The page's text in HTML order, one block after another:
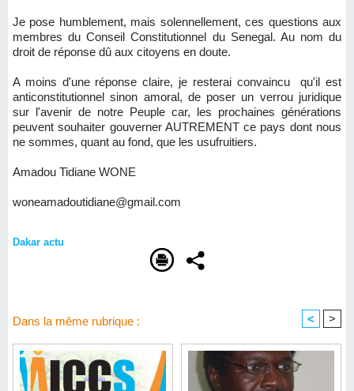
Je pose humblement, mais solennellement, ces questions aux
membres du Conseil Constitutionnel du Senegal. Au nom du
droit de réponse dû aux citoyens en doute.
A moins d'une réponse claire, je resterai convaincu qu'il est
anticonstitutionnel sinon amoral, de poser un verrou juridique
sur l'avenir de notre Peuple car, les prochaines générations
peuvent souhaiter gouverner AUTREMENT ce pays dont nous
ne sommes, quant au fond, que les usufruitiers.
Amadou Tidiane WONE
woneamadoutidiane@gmail.com
Dakar actu
Dans la même rubrique : < >